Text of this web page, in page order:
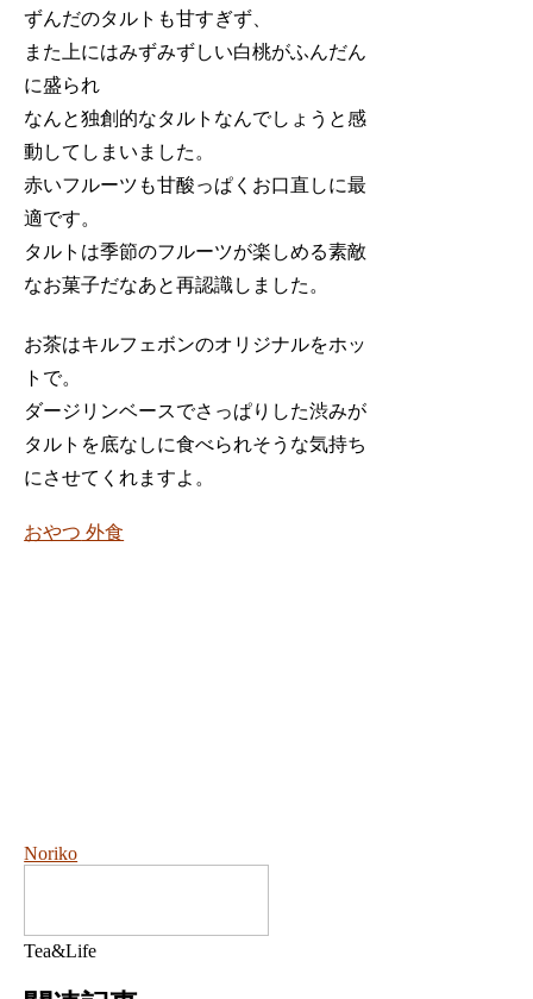
ずんだのタルトも甘すぎず、
また上にはみずみずしい白桃がふんだん
に盛られ
なんと独創的なタルトなんでしょうと感
動してしまいました。
赤いフルーツも甘酸っぱくお口直しに最
適です。
タルトは季節のフルーツが楽しめる素敵
なお菓子だなあと再認識しました。
お茶はキルフェボンのオリジナルをホッ
トで。
ダージリンベースでさっぱりした渋みが
タルトを底なしに食べられそうな気持ち
にさせてくれますよ。
おやつ 外食
Noriko
Tea&Life